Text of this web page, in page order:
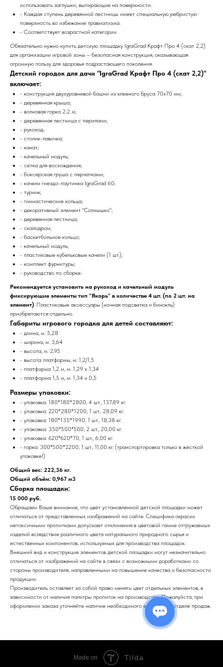
использовать заглушки, выпирающие на поверхности.
- Каждая ступень деревянной лестницы имеет специальную ребристую
поверхность во избежание травматизма.
- Соответствует возрастной категории.
Обязательно нужно купить детскую площадку IgraGrad Крафт Про 4 (скат 2,2)
для организации игровой зоны – безопасная конструкция, оказывающая
огромную пользу для здоровья подрастающего поколения.
Детский городок для дачи "IgraGrad Крафт Про 4 (скат 2,2)"
включает:
- конструкция двухуровневой башни из клееного бруса 70х70 мм;
- деревянная крыша;
- волновая горка 2,2 м;
- деревянная лестница с перилами;
- рукоход;
- столик-лавочка;
- канат;
- качельный модуль;
- сетка для восхождения;
- боксерская груша с перчатками;
- качели гнездо-паутинка IgraGrad 60;
- турник;
- гимнастические кольца;
- декоративный элемент "Солнышко";
- деревянная лестница;
- скалодром;
- баскетбольное кольцо;
- качельный модуль;
- пластиковые кубельковые качели (1 шт.);
- комплект фурнитуры;
- руководство по сборке.
Рекомендуется установить на рукоход и качельный модуль
фиксирующие элементы тип "Якорь" в количестве 4 шт. (по 2 шт. на
элемент). Пластиковые аксессуары (ночная подсветка и бинокль)
приобретаются отдельно.
Габариты игрового городка для детей составляют:
- длина, м: 5,28
- ширина, м: 3,64
- высота, м: 2,95
- высота платформы, м: 1,2/1,5
- платформа 1,2 м, м: 1,29 x 1,34
- платформа 1,5 м, м: 1,34 x 0,5
Размеры упаковки:
- упаковка: 180*180*2800, 4 шт., 137,89 кг.
- упаковка: 220*280*1200, 1 шт., 28,09 кг.
- упаковка: 180*135*1990, 1 шт., 18,38 кг.
- упаковка: 350*500*500, 2 шт., 20,00 кг.
- упаковка: 620*620*70, 1 шт., 6,00 кг.
- горка: 300*500*2200, 1 шт., 11,00 кг. (транспортировка только в жёсткой
упаковке!)
Общий вес: 222,36 кг.
Общий объём: 0,967 м3
Сборка площадки:
15 000 руб.
Обращаем Ваше внимание, что цвет установленной детской площадки может
отличаться от представленных изображений на сайте. Специфика окраски
нетоксичными пропитками допускает отклонения в цветовой гамме отгружаемых
изделий вследствие различного цвета натурального природного сырья и
естественных компонентов, используемых для производства площадок.
Внешний вид и конструкция элементов детской площадки могут незначительно
отличаться от изображений на сайте в связи с возможными доработками со
стороны производителя, направленными на повышение качества и безопасности
продукции.
Производитель оставляет за собой право менять цвет отдельных элементов, в
зависимости от наличия палитры пропиток на производстве. Пожалуйста, при
оформлении заказа уточняйте наличие необходимого вам цвета в отделе продаж.
Made on Tilda